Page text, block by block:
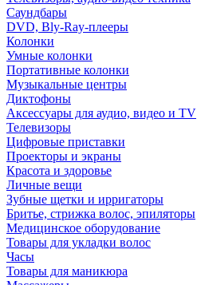
Саундбары
DVD, Bly-Ray-плееры
Колонки
Умные колонки
Портативные колонки
Музыкальные центры
Диктофоны
Аксессуары для аудио, видео и TV
Телевизоры
Цифровые приставки
Проекторы и экраны
Красота и здоровье
Личные вещи
Зубные щетки и ирригаторы
Бритье, стрижка волос, эпиляторы
Медицинское оборудование
Товары для укладки волос
Часы
Товары для маникюра